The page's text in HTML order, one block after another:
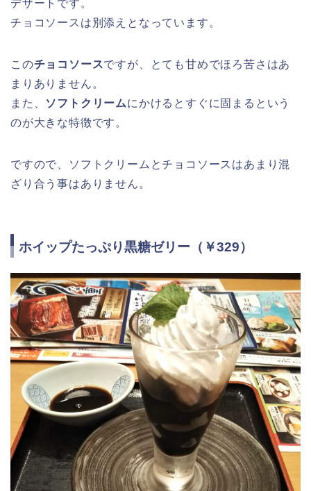
デザートです。
チョコソースは別添えとなっています。
このチョコソースですが、とても甘めでほろ苦さはあ
まりありません。
また、 ソフトクリームにかけるとすぐに固まるという
のが大きな特徴です。
ですので、ソフトクリームとチョコソースはあまり混
ざり合う事はありません。
ホイップたっぷり黒糖ゼリー（￥329）